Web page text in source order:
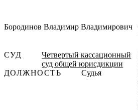
Бородинов Владимир Владимирович
СУД
Четвертый кассационный
суд общей юрисдикции
ДОЛЖНОСТЬ
Судья